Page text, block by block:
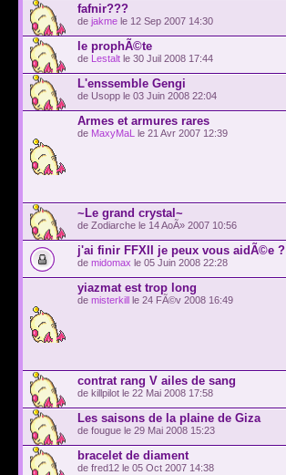
fafnir???
de jakme le 12 Sep 2007 14:30
le prophÃ©te
de Lestalt le 30 Juil 2008 17:44
L'enssemble Gengi
de Usopp le 03 Juin 2008 22:04
Armes et armures rares
de MaxyMaL le 21 Avr 2007 12:39
~Le grand crystal~
de Zodiarche le 14 AoÃ» 2007 10:56
j'ai finir FFXII je peux vous aidÃ©e ?
de midomax le 05 Juin 2008 22:28
yiazmat est trop long
de misterkill le 24 FÃ©v 2008 16:49
contrat rang V ailes de sang
de killpilot le 22 Mai 2008 17:58
Les saisons de la plaine de Giza
de fougue le 29 Mai 2008 15:23
bracelet de diament
de fred12 le 05 Oct 2007 14:38